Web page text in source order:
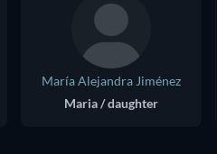
María Alejandra Jiménez
Maria / daughter